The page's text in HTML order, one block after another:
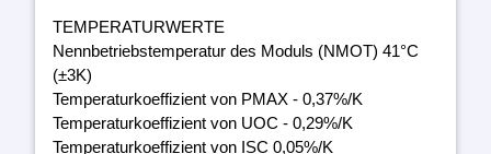
TEMPERATURWERTE
Nennbetriebstemperatur des Moduls (NMOT) 41°C
(±3K)
Temperaturkoeffizient von PMAX - 0,37%/K
Temperaturkoeffizient von UOC - 0,29%/K
Temperaturkoeffizient von ISC 0,05%/K